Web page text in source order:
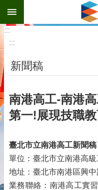
跳到主要內容區塊
:::
:::
新聞稿
南港高工-南港
第一!展現技職
臺北市立南港高工新聞稿
單位：臺北市立南港高
地址：臺北市南港區興
業務聯絡：南港高工